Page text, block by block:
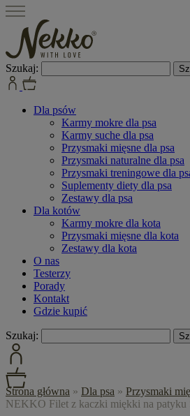
Szukaj:
Dla psów
Karmy mokre dla psa
Karmy suche dla psa
Przysmaki mięsne dla psa
Przysmaki naturalne dla psa
Przysmaki treningowe dla
Suplementy diety dla psa
Zestawy dla psa
Dla kotów
Karmy mokre dla kota
Przysmaki mięsne dla kota
Zestawy dla kota
O nas
Testerzy
Porady
Kontakt
Gdzie kupić
Szukaj:
Strona główna » Dla psa » Przysmaki
NEKKO Filet z kaczki miękki na patyku